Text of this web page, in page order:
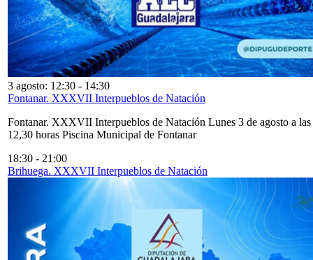
3 agosto: 12:30 - 14:30
Fontanar. XXXVII Interpueblos de Natación
Fontanar. XXXVII Interpueblos de Natación Lunes 3 de agosto a las
12,30 horas Piscina Municipal de Fontanar
18:30 - 21:00
Brihuega. XXXVII Interpueblos de Natación